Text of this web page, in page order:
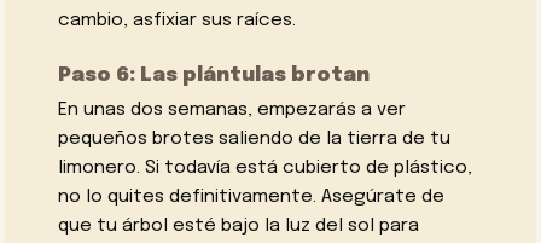
cambio, asfixiar sus raíces.
Paso 6: Las plántulas brotan
En unas dos semanas, empezarás a ver
pequeños brotes saliendo de la tierra de tu
limonero. Si todavía está cubierto de plástico,
no lo quites definitivamente. Asegúrate de
que tu árbol esté bajo la luz del sol para